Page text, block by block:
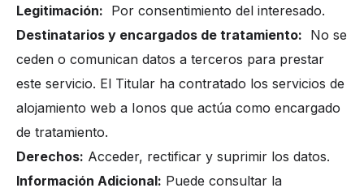
Legitimación: Por consentimiento del interesado.
Destinatarios y encargados de tratamiento: No se
ceden o comunican datos a terceros para prestar
este servicio. El Titular ha contratado los servicios de
alojamiento web a Ionos que actúa como encargado
de tratamiento.
Derechos: Acceder, rectificar y suprimir los datos.
Información Adicional: Puede consultar la